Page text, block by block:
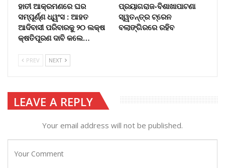
ହାତୀ ଆକ୍ରମଣରେ ଘର
ସମ୍ପୂର୍ଣ୍ଣ ଧ୍ୱଂସ : ଆହତ
ଆଦିବାସୀ ପରିବାରକୁ ୨୦ ଲକ୍ଷ
କ୍ଷତିପୂରଣ ଦାବି କଲେ…
ପ୍ରୟାଗରାଜ-ବିଶାଖାପାଟଣା
ସ୍ୱତନ୍ତ୍ର ଟ୍ରେନ
ବଲାଙ୍ଗିରରେ ରହିବ
PREV NEXT
LEAVE A REPLY
Your email address will not be published.